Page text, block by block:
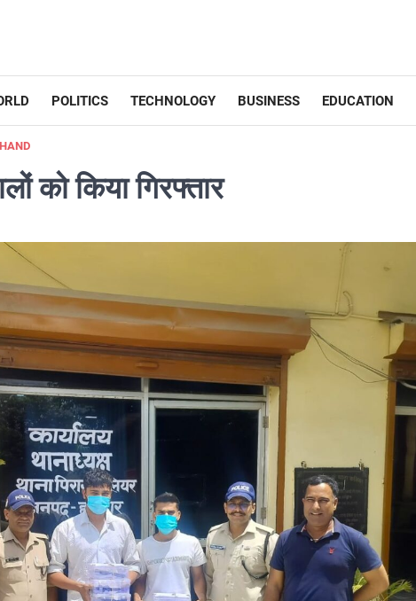
POLITICS TECHNOLOGY BUSINESS EDUCATION
को किया गिरफ्तार